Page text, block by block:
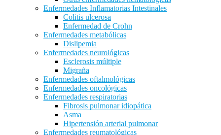
Enfermedades Inflamatorias Intestinales
Colitis ulcerosa
Enfermedad de Crohn
Enfermedades metabólicas
Dislipemia
Enfermedades neurológicas
Esclerosis múltiple
Migraña
Enfermedades oftalmológicas
Enfermedades oncológicas
Enfermedades respiratorias
Fibrosis pulmonar idiopática
Asma
Hipertensión arterial pulmonar
Enfermedades reumatológicas